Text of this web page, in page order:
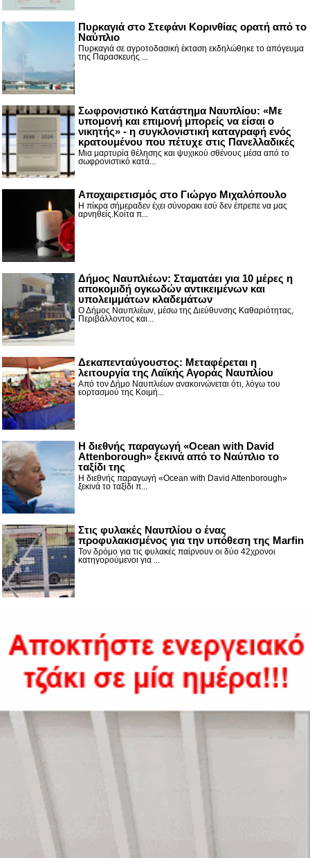
Πυρκαγιά στο Στεφάνι Κορινθίας ορατή από το
Ναύπλιο
Πυρκαγιά σε αγροτοδασική έκταση εκδηλώθηκε το απόγευμα
της Παρασκευής ...
Σωφρονιστικό Κατάστημα Ναυπλίου: «Με
υπομονή και επιμονή μπορείς να είσαι ο
νικητής» - η συγκλονιστική καταγραφή ενός
κρατουμένου που πέτυχε στις Πανελλαδικές
Μια μαρτυρία θέλησης και ψυχικού σθένους μέσα από το
σωφρονιστικό κατά...
Αποχαιρετισμός στο Γιώργο Μιχαλόπουλο
Η πίκρα σήμεραδεν έχει σύνορακι εσύ δεν έπρεπε να μας
αρνηθείς.Κοίτα π...
Δήμος Ναυπλιέων: Σταματάει για 10 μέρες η
αποκομιδή ογκωδών αντικειμένων και
υπολειμμάτων κλαδεμάτων
Ο Δήμος Ναυπλιέων, μέσω της Διεύθυνσης Καθαριότητας,
Περιβάλλοντος και...
Δεκαπενταύγουστος: Μεταφέρεται η
λειτουργία της Λαϊκής Αγοράς Ναυπλίου
Από τον Δήμο Ναυπλιέων ανακοινώνεται ότι, λόγω του
εορτασμού της Κοιμή...
Η διεθνής παραγωγή «Ocean with David
Attenborough» ξεκινά από το Ναύπλιο το
ταξίδι της
Η διεθνής παραγωγή «Ocean with David Attenborough»
ξεκινά το ταξίδι π...
Στις φυλακές Ναυπλίου ο ένας
προφυλακισμένος για την υπόθεση της Marfin
Τον δρόμο για τις φυλακές παίρνουν οι δύο 42χρονοι
κατηγορούμενοι για ...